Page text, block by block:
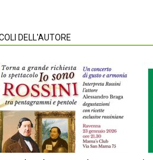
DELL'AUTORE